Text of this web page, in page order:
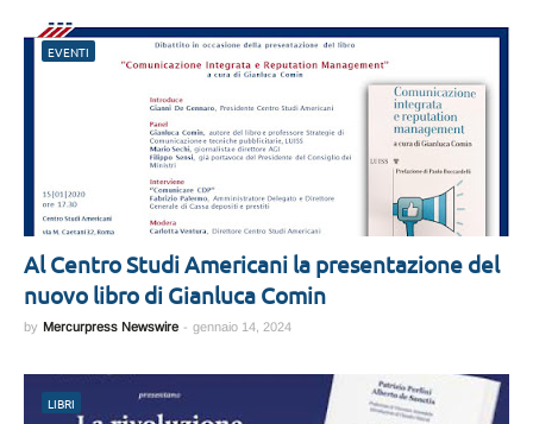
EVENTI
Al Centro Studi Americani la presentazione del
nuovo libro di Gianluca Comin
by Mercurpress Newswire - gennaio 14, 2024
LIBRI